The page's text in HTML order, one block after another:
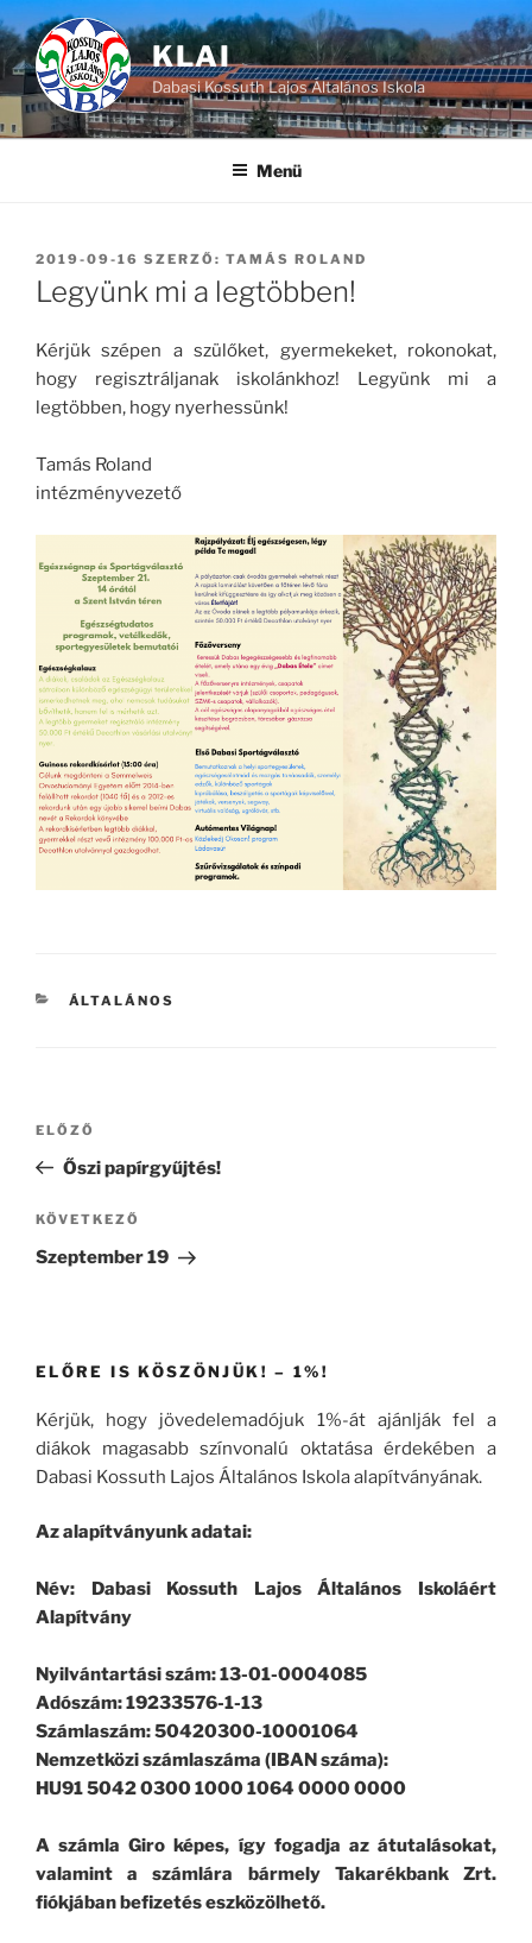
Tartalomhoz
KLAI
Dabasi Kossuth Lajos Általános Iskola
Menü
BEKÜLDVE:
2019-09-16 SZERZŐ: TAMÁS ROLAND
Legyünk mi a legtöbben!
Kérjük szépen a szülőket, gyermekeket, rokonokat,
hogy regisztráljanak iskolánkhoz! Legyünk mi a
legtöbben, hogy nyerhessünk!
Tamás Roland
intézményvezető
KATEGÓRIÁK
ÁLTALÁNOS
Bejegyzés
navigáció
Korábbi
bejegyzés
ELŐZŐ
Őszi papírgyűjtés!
Következő
bejegyzés
KÖVETKEZŐ
Szeptember 19
ELŐRE IS KÖSZÖNJÜK! – 1%!
Kérjük, hogy jövedelemadójuk 1%-át ajánlják fel a
diákok magasabb színvonalú oktatása érdekében a
Dabasi Kossuth Lajos Általános Iskola alapítványának.
Az alapítványunk adatai:
Név: Dabasi Kossuth Lajos Általános Iskoláért
Alapítvány
Nyilvántartási szám: 13-01-0004085
Adószám: 19233576-1-13
Számlaszám: 50420300-10001064
Nemzetközi számlaszáma (IBAN száma):
HU91 5042 0300 1000 1064 0000 0000
A számla Giro képes, így fogadja az átutalásokat,
valamint a számlára bármely Takarékbank Zrt.
fiókjában befizetés eszközölhető.